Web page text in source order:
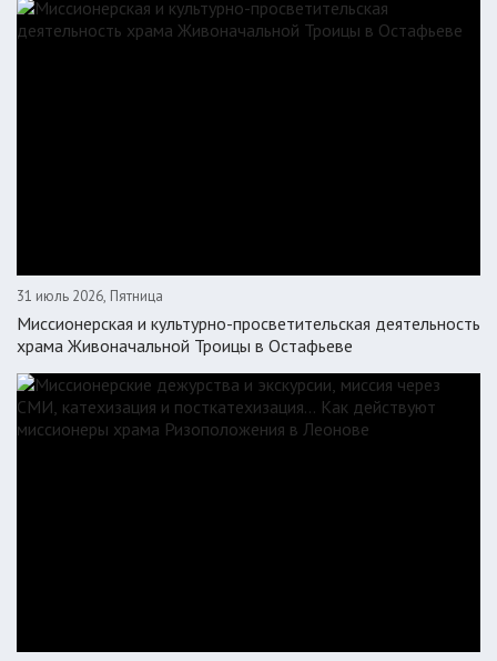
31 июль 2026, Пятница
Миссионерская и культурно-просветительская деятельность
храма Живоначальной Троицы в Остафьеве